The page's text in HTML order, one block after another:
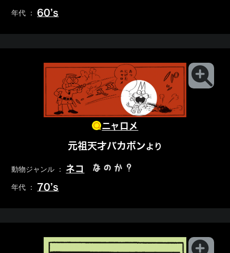
年代 ： 60’s
ニャロメ
元祖天才バカボンより
動物ジャンル ： ネコ なのか？
年代 ： 70’s